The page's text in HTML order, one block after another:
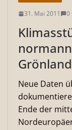
31. Mai 2011 0
Neue Daten
Ende der